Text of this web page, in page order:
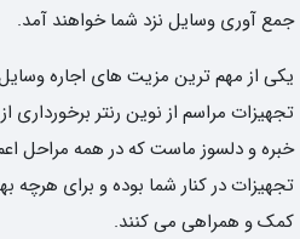
جمع آوری وسایل نزد شما خواهند آمد.
یکی از مهم ترین مزیت های اجاره
تجهیزات مراسم از نوین رنتر برخورداری
خبره و دلسوز ماست که در همه مراحل
تجهیزات در کنار شما بوده و برای هرچه
کمک و همراهی می کنند.